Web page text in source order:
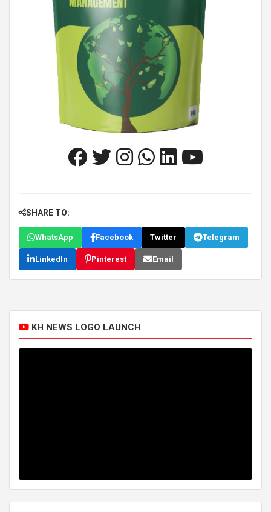
SHARE TO:
WhatsApp Facebook Twitter Telegram
LinkedIn Pinterest Email
KH NEWS LOGO LAUNCH